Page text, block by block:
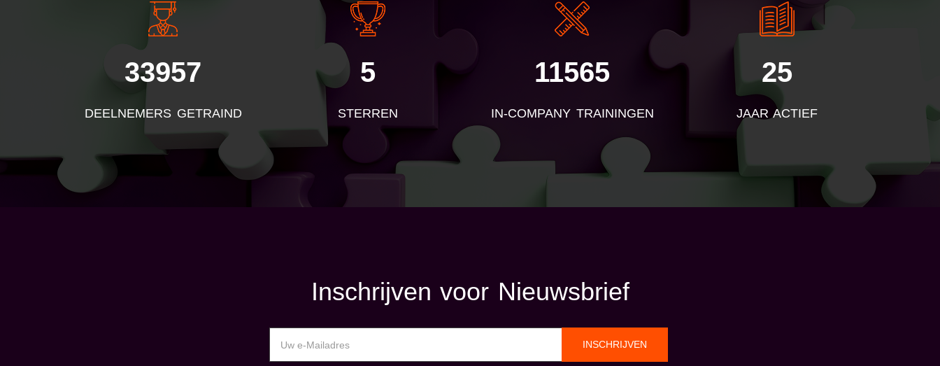
33957
DEELNEMERS GETRAIND
5
STERREN
11565
IN-COMPANY TRAININGEN
25
JAAR ACTIEF
Inschrijven voor Nieuwsbrief
INSCHRIJVEN